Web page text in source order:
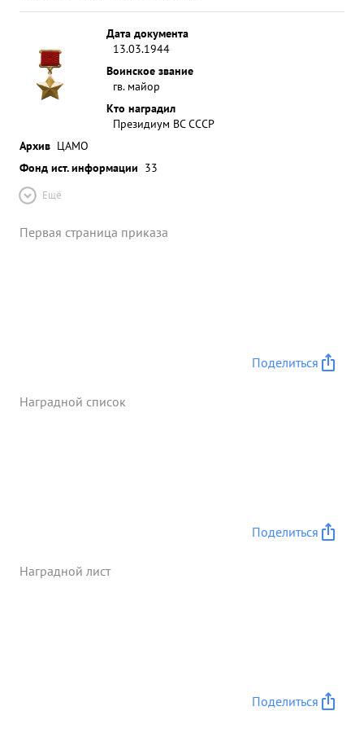
Дата документа
13.03.1944
Воинское звание
гв. майор
Кто наградил
Президиум ВС СССР
Архив ЦАМО
Фонд ист. информации 33
Ещё
Первая страница приказа
Поделиться
Наградной список
Поделиться
Наградной лист
Поделиться